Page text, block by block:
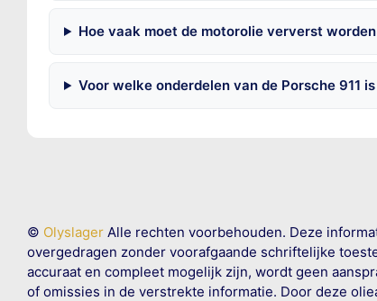
Hoe vaak moet de motorolie ververst
Voor welke onderdelen van de Porsche 911
© OlyslagerAlle rechten voorbehouden. Deze
overgedragen zonder voorafgaande schriftelijke
accuraat en compleet mogelijk zijn, wordt geen
of omissies in de verstrekte informatie. Door deze